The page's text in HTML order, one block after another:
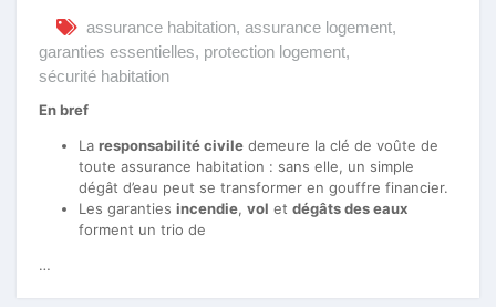
assurance habitation, assurance logement,
garanties essentielles, protection logement,
sécurité habitation
En bref
La responsabilité civile demeure la clé de voûte de
toute assurance habitation : sans elle, un simple
dégât d’eau peut se transformer en gouffre financier.
Les garanties incendie, vol et dégâts des eaux
forment un trio de
…